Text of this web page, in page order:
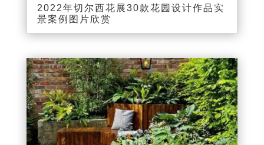
2022年切尔西花展30款花园设计作品实
景案例图片欣赏